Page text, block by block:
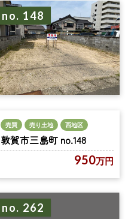
no. 148
売買 売り土地 西地区
敦賀市三島町 no.148
950万円
no. 262